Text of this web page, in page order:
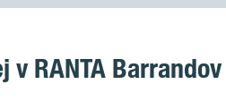
v RANTA